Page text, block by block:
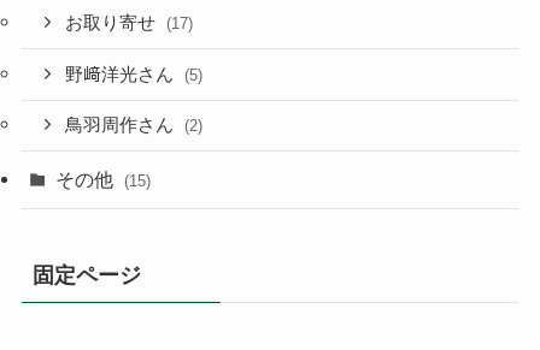
お取り寄せ (17)
野﨑洋光さん (5)
鳥羽周作さん (2)
その他 (15)
固定ページ